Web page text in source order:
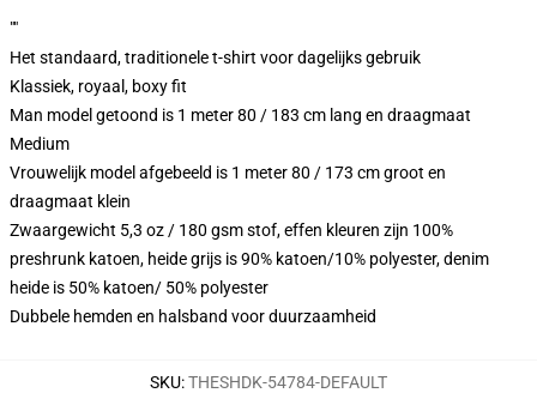
""
Het standaard, traditionele t-shirt voor dagelijks gebruik
Klassiek, royaal, boxy fit
Man model getoond is 1 meter 80 / 183 cm lang en draagmaat
Medium
Vrouwelijk model afgebeeld is 1 meter 80 / 173 cm groot en
draagmaat klein
Zwaargewicht 5,3 oz / 180 gsm stof, effen kleuren zijn 100%
preshrunk katoen, heide grijs is 90% katoen/10% polyester, denim
heide is 50% katoen/ 50% polyester
Dubbele hemden en halsband voor duurzaamheid
SKU:THESHDK-54784-DEFAULT